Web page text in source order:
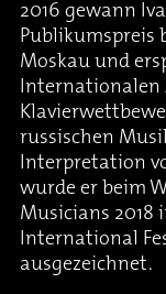
2016 gewann
Publikumspreis
Moskau und
Internationalen
russischen
Interpretation
wurde er beim
Musicians 2018
International
ausgezeichnet.